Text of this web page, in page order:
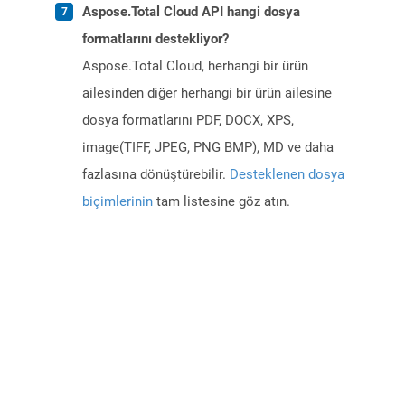
Aspose.Total Cloud API hangi dosya
formatlarını destekliyor?
Aspose.Total Cloud, herhangi bir ürün
ailesinden diğer herhangi bir ürün ailesine
dosya formatlarını PDF, DOCX, XPS,
image(TIFF, JPEG, PNG BMP), MD ve daha
fazlasına dönüştürebilir. Desteklenen dosya
biçimlerinin tam listesine göz atın.